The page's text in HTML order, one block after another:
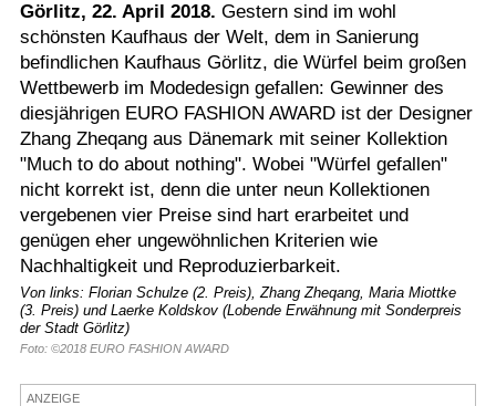
Verkehr
Gesundheit
Kultur
Sport
Termine
Kostenlos
Görlitz, 22. April 2018. Gestern sind im wohl
schönsten Kaufhaus der Welt, dem in Sanierung
befindlichen Kaufhaus Görlitz, die Würfel beim großen
Wettbewerb im Modedesign gefallen: Gewinner des
diesjährigen EURO FASHION AWARD ist der Designer
Zhang Zheqang aus Dänemark mit seiner Kollektion
"Much to do about nothing". Wobei "Würfel gefallen"
nicht korrekt ist, denn die unter neun Kollektionen
vergebenen vier Preise sind hart erarbeitet und
genügen eher ungewöhnlichen Kriterien wie
Nachhaltigkeit und Reproduzierbarkeit.
Von links: Florian Schulze (2. Preis), Zhang Zheqang, Maria Miottke
(3. Preis) und Laerke Koldskov (Lobende Erwähnung mit Sonderpreis
der Stadt Görlitz)
Foto: ©2018 EURO FASHION AWARD
ANZEIGE